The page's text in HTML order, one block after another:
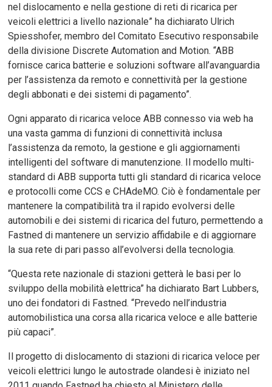
nel dislocamento e nella gestione di reti di ricarica per
veicoli elettrici a livello nazionale” ha dichiarato Ulrich
Spiesshofer, membro del Comitato Esecutivo responsabile
della divisione Discrete Automation and Motion. “ABB
fornisce carica batterie e soluzioni software all’avanguardia
per l’assistenza da remoto e connettività per la gestione
degli abbonati e dei sistemi di pagamento”.
Ogni apparato di ricarica veloce ABB connesso via web ha
una vasta gamma di funzioni di connettività inclusa
l’assistenza da remoto, la gestione e gli aggiornamenti
intelligenti del software di manutenzione. Il modello multi-
standard di ABB supporta tutti gli standard di ricarica veloce
e protocolli come CCS e CHAdeMO. Ciò è fondamentale per
mantenere la compatibilità tra il rapido evolversi delle
automobili e dei sistemi di ricarica del futuro, permettendo a
Fastned di mantenere un servizio affidabile e di aggiornare
la sua rete di pari passo all’evolversi della tecnologia.
“Questa rete nazionale di stazioni getterà le basi per lo
sviluppo della mobilità elettrica” ha dichiarato Bart Lubbers,
uno dei fondatori di Fastned. “Prevedo nell’industria
automobilistica una corsa alla ricarica veloce e alle batterie
più capaci”.
Il progetto di dislocamento di stazioni di ricarica veloce per
veicoli elettrici lungo le autostrade olandesi è iniziato nel